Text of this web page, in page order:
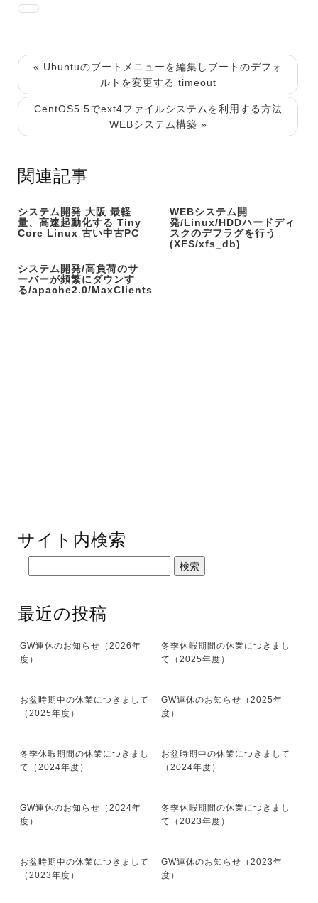
« Ubuntuのブートメニューを編集しブートのデフォ
ルトを変更する timeout
CentOS5.5でext4ファイルシステムを利用する方法
WEBシステム構築 »
関連記事
システム開発 大阪 最軽
量、高速起動化する Tiny
Core Linux 古い中古PC
WEBシステム開
発/Linux/HDDハードディ
スクのデフラグを行う
(XFS/xfs_db)
システム開発/高負荷のサ
ーバーが頻繁にダウンす
る/apache2.0/MaxClients
サイト内検索
最近の投稿
GW連休のお知らせ（2026年
度）
冬季休暇期間の休業につきまし
て（2025年度）
お盆時期中の休業につきまして
（2025年度）
GW連休のお知らせ（2025年
度）
冬季休暇期間の休業につきまし
て（2024年度）
お盆時期中の休業につきまして
（2024年度）
GW連休のお知らせ（2024年
度）
冬季休暇期間の休業につきまし
て（2023年度）
お盆時期中の休業につきまして
（2023年度）
GW連休のお知らせ（2023年
度）